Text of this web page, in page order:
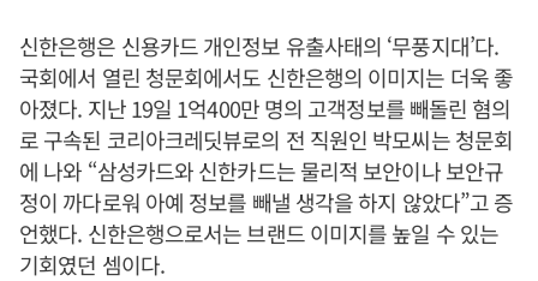
신한은행은 신용카드 개인정보 유출사태의 ‘무풍지대’다.
국회에서 열린 청문회에서도 신한은행의 이미지는 더욱 좋
아졌다. 지난 19일 1억400만 명의 고객정보를 빼돌린 혐의
로 구속된 코리아크레딧뷰로의 전 직원인 박모씨는 청문회
에 나와 “삼성카드와 신한카드는 물리적 보안이나 보안규
정이 까다로워 아예 정보를 빼낼 생각을 하지 않았다”고 증
언했다. 신한은행으로서는 브랜드 이미지를 높일 수 있는
기회였던 셈이다.